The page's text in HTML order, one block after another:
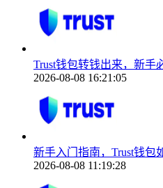
Trust钱包转钱出来，新手
2026-08-08 16:21:05
新手入门指南，Trust钱包
2026-08-08 11:19:28